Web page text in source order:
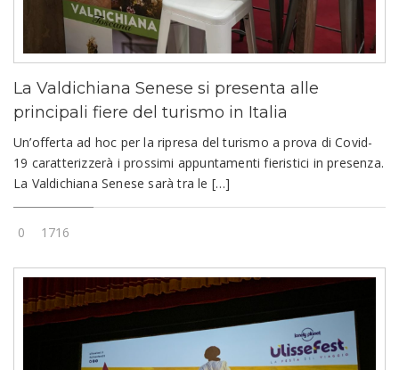
La Valdichiana Senese si presenta alle
principali fiere del turismo in Italia
Un’offerta ad hoc per la ripresa del turismo a prova di Covid-
19 caratterizzerà i prossimi appuntamenti fieristici in presenza.
La Valdichiana Senese sarà tra le […]
0 1716